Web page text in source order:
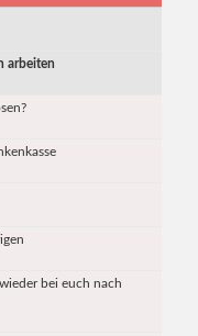
arbeiten
bei euch nach